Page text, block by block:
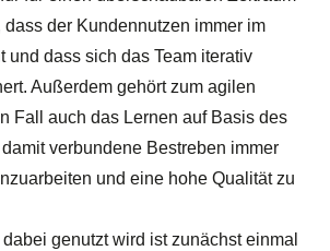
der Kundennutzen immer im
und dass sich das Team iterativ
Außerdem gehört zum agilen
Fall auch das Lernen auf Basis des
verbundene Bestreben immer
und eine hohe Qualität zu
genutzt wird ist zunächst einmal